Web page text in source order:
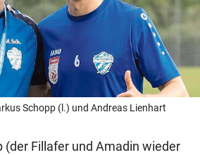
Schopp (l.) und Andreas Lienhart
(der Fillafer und Amadin wieder